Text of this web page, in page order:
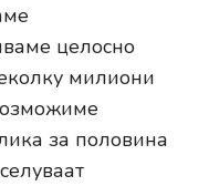
целосно
милиони
за половина